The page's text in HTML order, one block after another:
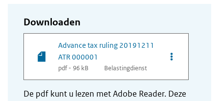
Downloaden
Advance tax ruling 20191211
ATR 000001
pdf - 96 kB Belastingdienst
Opties van
De pdf kunt u lezen met Adobe Reader. Deze